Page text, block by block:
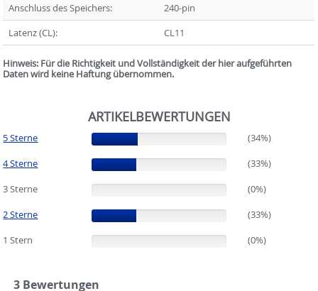
Anschluss des Speichers:
240-pin
Latenz (CL):
CL11
Hinweis: Für die Richtigkeit und Vollständigkeit der hier aufgeführten
Daten wird keine Haftung übernommen.
ARTIKELBEWERTUNGEN
5 Sterne (34%)
(34%)
4 Sterne
(33%)
(33%)
3 Sterne
(0%)
2 Sterne
(33%)
(33%)
1 Stern
(0%)
3 Bewertungen